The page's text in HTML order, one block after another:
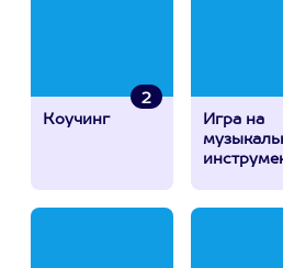
2
Коучинг
Игра на